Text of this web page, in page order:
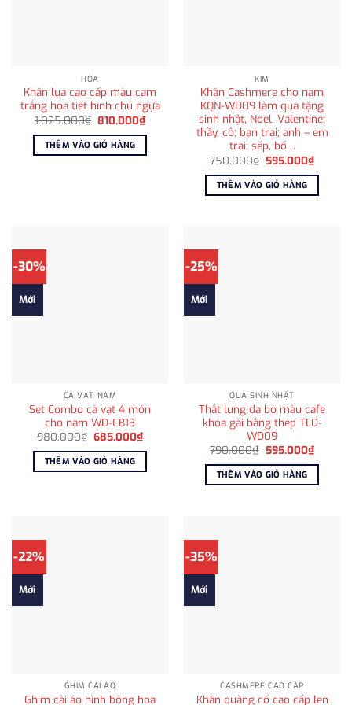
HỎA
Khăn lụa cao cấp màu cam
trắng họa tiết hình chú ngựa
1.025.000₫ Giá
là:
1.025.000₫.
810.000₫Giá
hiện
tại
810.000₫.
THÊM VÀO GIỎ HÀNG
KIM
Khăn Cashmere cho nam
KQN-WD09 làm quà tặng
sinh nhật, Noel, Valentine;
thầy, cô; bạn trai; anh – em
trai; sếp, bố…
750.000₫ Giá
là:
750.000₫.
595.000₫Giá
hiện
tại
THÊM VÀO GIỎ HÀNG
-30%
Mới
CÀ VẠT NAM
Set Combo cà vạt 4 món
cho nam WD-CB13
980.000₫ Giá
là:
980.000₫.
685.000₫Giá
tại
THÊM VÀO GIỎ HÀNG
-25%
Mới
QUÀ SINH NHẬT
Thắt lưng da bò màu cafe
khóa gài bằng thép TLD-
WD09
790.000₫ Giá
là:
790.000₫.
595.000₫Giá
tại
THÊM VÀO GIỎ HÀNG
-22%
Mới
GHIM CÀI ÁO
Ghim cài áo hình bông hoa
-35%
Mới
CASHMERE CAO CẤP
Khăn quàng cổ cao cấp len